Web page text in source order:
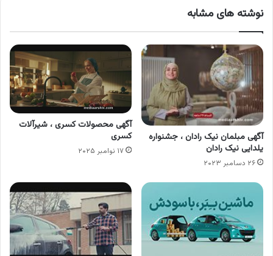
نوشته های مشابه
آگهی مبلمان نیک رادان ، جشنواره
یلدایی نیک رادان
۲۶ دسامبر ۲۰۲۳
آگهی محصولات کسری ، شیرآلات
کسری
۱۷ نوامبر ۲۰۲۵